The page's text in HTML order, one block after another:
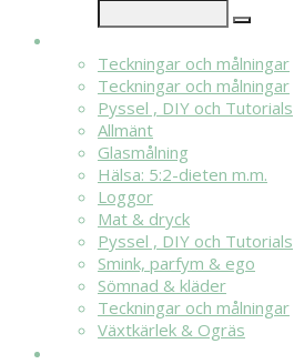
Teckningar och målningar
Teckningar och målningar
Pyssel , DIY och Tutorials
Allmänt
Glasmålning
Hälsa: 5:2-dieten m.m.
Loggor
Mat & dryck
Pyssel , DIY och Tutorials
Smink, parfym & ego
Sömnad & kläder
Teckningar och målningar
Växtkärlek & Ogräs